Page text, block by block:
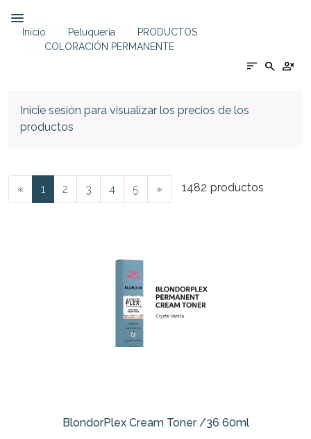
Inicio Peluquería
PRODUCTOS
COLORACIÓN PERMANENTE
sort search person_cancel
Inicie sesión para visualizar los precios de los
productos
« 1 2 3 4 5 » 1482 productos
BlondorPlex Cream Toner /36 60ml